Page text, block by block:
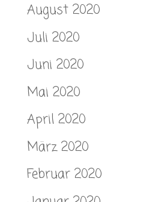
August 2020
Juli 2020
Juni 2020
Mai 2020
April 2020
März 2020
Februar 2020